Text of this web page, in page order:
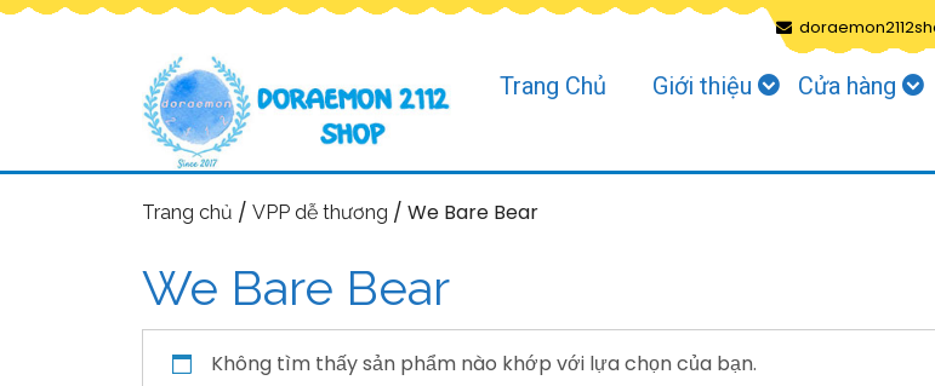
Trang Chủ Giới thiệu Cửa hàng
Trang chủ / VPP dễ thương / We Bare Bear
We Bare Bear
Không tìm thấy sản phẩm nào khớp với lựa chọn của bạn.